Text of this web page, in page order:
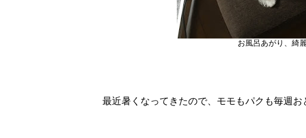
お風呂あがり、綺
最近暑くなってきたので、モモもパクも毎週お